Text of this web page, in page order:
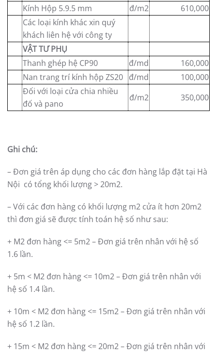
Kính Hộp 5.9.5 mm
đ/m2
610,000
Các loại kính khác xin quý
khách liên hệ với công ty
VẬT TƯ PHỤ
Thanh ghép hệ CP90
đ/md
160,000
Nan trang trí kính hộp ZS20 đ/md
100,000
Đối với loại cửa chia nhiều
đố và pano
đ/m2 350,000
Ghi chú:
– Đơn giá trên áp dụng cho các đơn hàng lắp đặt tại Hà
Nội có tổng khối lượng > 20m2.
– Với các đơn hàng có khối lượng m2 cửa ít hơn 20m2
thì đơn giá sẽ được tính toán hệ số như sau:
+ M2 đơn hàng <= 5m2 – Đơn giá trên nhân với hệ số
1.6 lần.
+ 5m < M2 đơn hàng <= 10m2 – Đơn giá trên nhân với
hệ số 1.4 lần.
+ 10m < M2 đơn hàng <= 15m2 – Đơn giá trên nhân với
hệ số 1.2 lần.
+ 15m < M2 đơn hàng <= 20m2 – Đơn giá trên nhân với